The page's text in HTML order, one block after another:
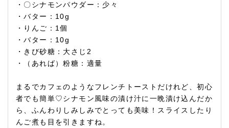
・〇シナモンパウダー：少々
・バター：10g
・りんご：1個
・バター：10g
・きび砂糖：大さじ2
・（あれば）粉糖：適量
まるでカフェのようなフレンチトーストだけれど、初心
者でも簡単♡シナモン風味の漬け汁に一晩漬け込んだか
ら、ふんわりしみしみでとっても美味！スライスしたり
んご煮も目を引きますね。